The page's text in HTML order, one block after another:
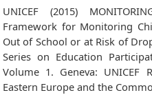
UNICEF (2015)
Framework for Monitoring
Out of School or at Risk of
Series on Education
Volume 1. Geneva: UNICEF
Eastern Europe and the